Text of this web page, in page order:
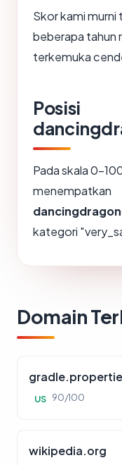
Skor kami murni
beberapa tahun
terkemuka
Posisi
Pada skala 0-
menempatkan
kategori
Domain
US 90/100
wikipedia.org